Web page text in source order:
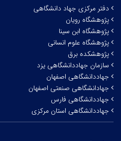
دفتر مرکزی جهاد دانشگاهی
پژوهشگاه رویان
پژوهشگاه ابن سینا
پژوهشگاه علوم انسانی
پژوهشکده برق
سازمان جهاددانشگاهی یزد
جهاددانشگاهی اصفهان
جهادانشگاهی صنعتی اصفهان
جهاددانشگاهی فارس
جهاددانشگاهی استان مرکزی